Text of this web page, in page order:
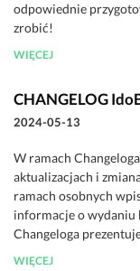
odpowiednie
zrobić!
WIĘCEJ
CHANGELOG
2024-05-13
W ramach
aktualizacjach i
ramach osobnych
informacje o wydaniu
Changeloga
WIĘCEJ